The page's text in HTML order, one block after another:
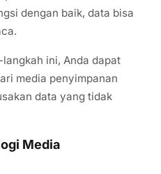
dengan baik, data bisa
ini, Anda dapat
media penyimpanan
data yang tidak
Media